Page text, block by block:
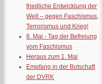
friedliche Entwicklung der
Welt – gegen Faschismus,
Terrorismus und Krieg!
8. Mai - Tag der Befreiung
vom Faschismus
Heraus zum 1. Mai
Empfang in der Botschaft
der DVRK